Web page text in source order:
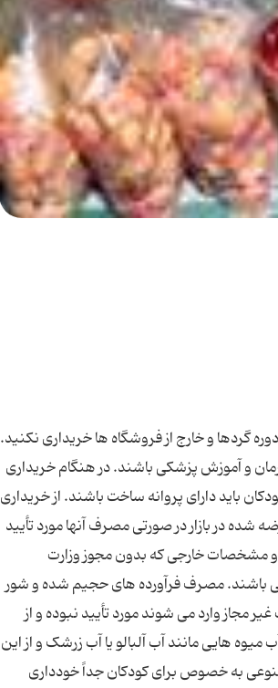
گردها و خارج از فروشگاه ها خریداری نکنید.
و آموزش پزشکی باشند. در هنگام خریداری
باید دارای پروانه ساخت باشند. از خریداری
در بازار در صورتی مصرف آنها مورد تأیید
و مشخصات خارجی که بدون مجوز وزارت
باشند. مصرف فرآورده های حجیم شده و شور
وارد می شوند مورد تأیید نبوده و از
هایی مانند آب آلبالو یا آب زرشک و از این
به خصوص برای کودکان جداً خودداری